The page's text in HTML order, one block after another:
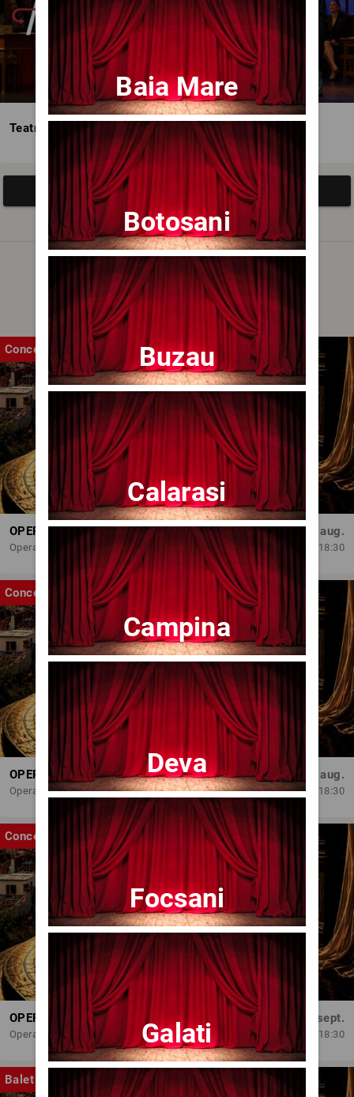
Teatrul Avangardia
Afisați mai multe evenimente
Noutăți
Concert
OPERA BRAȘOV ESTIVAL – ROMANCE & CINEMA - CONCERT
Opera Brasov
Sâm, 29 aug.
18:30
Concert
OPERA BRAȘOV ESTIVAL – ARMONII DE VARĂ - CVINTETUL VOCAL ANATOLY - CONCERT
Opera Brasov
Dum, 30 aug.
18:30
Concert
OPERA BRAȘOV ESTIVAL – SEARĂ DE OPERĂ – CONCERT EXTRAORDINAR
Opera Brasov
Sâm, 5 sept.
18:30
Balet
Baia Mare
Botosani
Buzau
Calarasi
Campina
Deva
Focsani
Galati